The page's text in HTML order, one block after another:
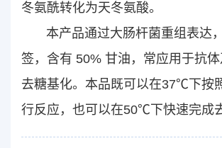
冬氨酰转化为天冬氨酸。
本产品通过大肠杆菌重组表达
签，含有 50% 甘油，常应用于抗
去糖基化。本品既可以在37℃下按
行反应，也可以在50℃下快速完成